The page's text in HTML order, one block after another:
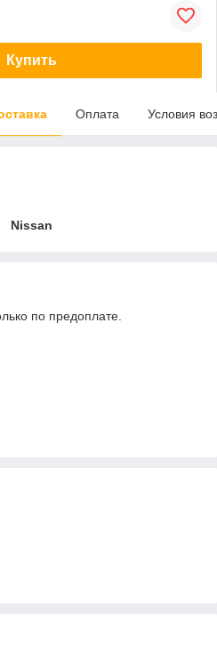
Купить
Оплата Условия
Nissan
по предоплате.